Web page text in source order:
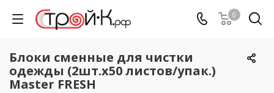
0
Блоки сменные для чистки
одежды (2шт.х50 листов/упак.)
Master FRESH